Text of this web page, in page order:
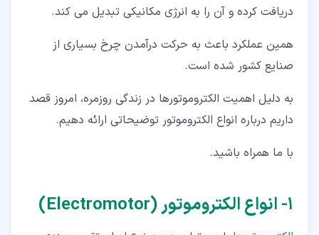
۳‏-‏۲‏- انواع الکتروموتور AC آسنکرون (Asynchronous)
۴‏-‏۱‏- الکتروموتور هیسترزیس (Hysteresis)
۴‏-‏۲‏- الکتروموتور پله ای (Stepper)
۴‏-‏۳‏- الکتروموتور سروو (Servo)
۴‏-‏۴‏- انواع الکتروموتور یونیورسال (Universal)
۴‏-‏۶‏- الکتروموتور ریپالسیونی (Repulsion)
دریافت کرده و آن را به انرژی مکانیکی تبدیل می کند.
همین عملکرد باعث به حرکت درآمدن چرخ بسیاری از
صنایع کشور شده است.
به دلیل اهمیت الکتروموتورها در زندگی روزمره، امروز قصد
داریم درباره انواع الکتروموتور توضیحاتی ارائه دهیم.
با ما همراه باشید.
۱‏- انواع الکتروموتور (Electromotor)